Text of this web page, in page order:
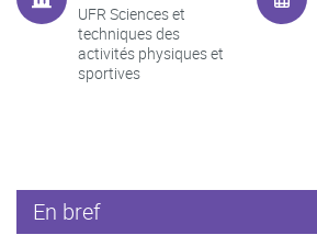
UFR Sciences et
techniques des
activités physiques et
sportives
En bref